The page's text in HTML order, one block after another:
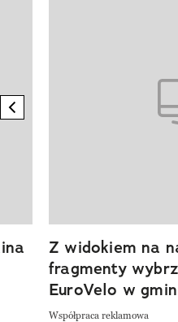
previous element
Z widokiem na
fragmenty
EuroVelo w
Współpraca reklamowa